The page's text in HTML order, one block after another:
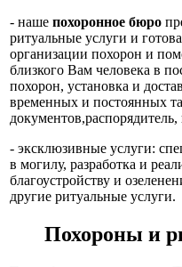
- наше похоронное бюро
ритуальные услуги и
организации похорон и
близкого Вам человека в
похорон, установка и
временных и постоянных
документов,распорядитель,
- эксклюзивные услуги:
в могилу, разработка и
благоустройству и
другие ритуальные услуги.
Похороны и